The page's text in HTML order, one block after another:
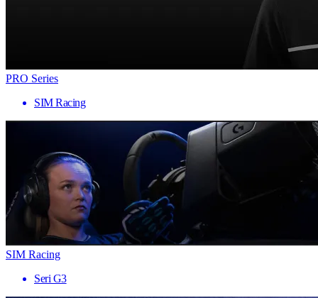
PRO Series
SIM Racing
SIM Racing
Seri G3